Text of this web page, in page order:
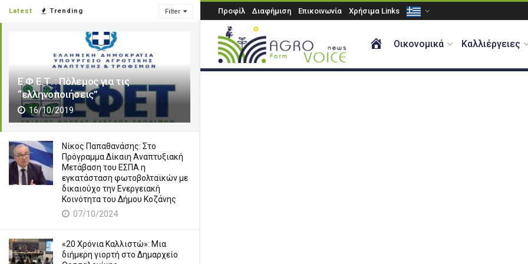
Latest Trending Filter
Ε.Φ.Ε.Τ. : Πόλεμος για τις
“ελληνοποιήσεις”
16/10/2019
Νίκος Παπαθανάσης: Στο
Πρόγραμμα Δίκαιη Αναπτυξιακή
Μετάβαση του ΕΣΠΑ η
εγκατάσταση φωτοβολταϊκών με
δικαιούχο την Ενεργειακή
Κοινότητα του Δήμου Κοζάνης
07/10/2024
«20 Χρόνια Καλλιστώ»: Μια
διήμερη γιορτή στο Δημαρχείο
Προφίλ Διαφήμιση Επικοινωνία Χρήσιμα Links
ΑΡΧΙΚΗ
Οικονομικά Καλλιέργειες